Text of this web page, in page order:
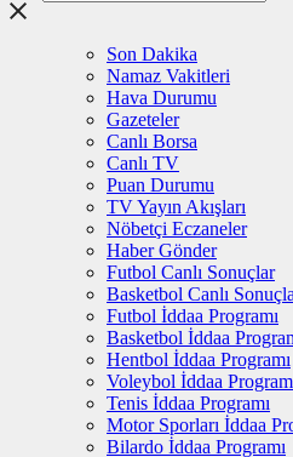
Son Dakika
Namaz Vakitleri
Hava Durumu
Gazeteler
Canlı Borsa
Canlı TV
Puan Durumu
TV Yayın Akışları
Nöbetçi Eczaneler
Haber Gönder
Futbol Canlı Sonuçlar
Basketbol Canlı
Futbol İddaa Programı
Basketbol İddaa
Hentbol İddaa Programı
Voleybol İddaa
Tenis İddaa Programı
Motor Sporları İddaa
Bilardo İddaa Programı